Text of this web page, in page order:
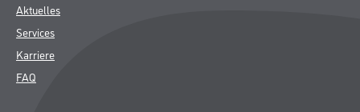
Aktuelles
Services
Karriere
FAQ